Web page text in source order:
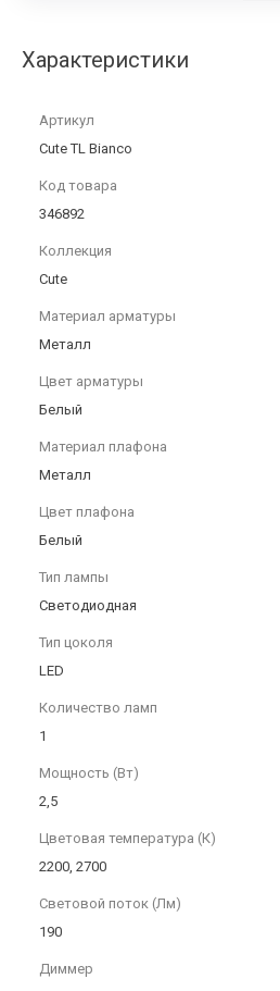
Характеристики
Артикул
Cute TL Bianco
Код товара
346892
Коллекция
Cute
Материал арматуры
Металл
Цвет арматуры
Белый
Материал плафона
Металл
Цвет плафона
Белый
Тип лампы
Светодиодная
Тип цоколя
LED
Количество ламп
1
Мощность (Вт)
2,5
Цветовая температура (К)
2200, 2700
Световой поток (Лм)
190
Диммер